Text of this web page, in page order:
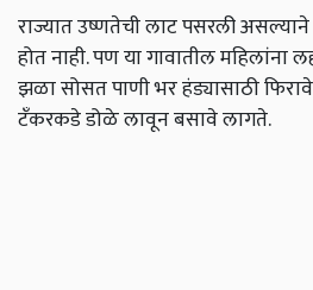
राज्यात उष्णतेची लाट पसरली
होत नाही. पण या गावातील महिलांना
झळा सोसत पाणी भर हंड्यासाठी
टँकरकडे डोळे लावून बसावे लागते.